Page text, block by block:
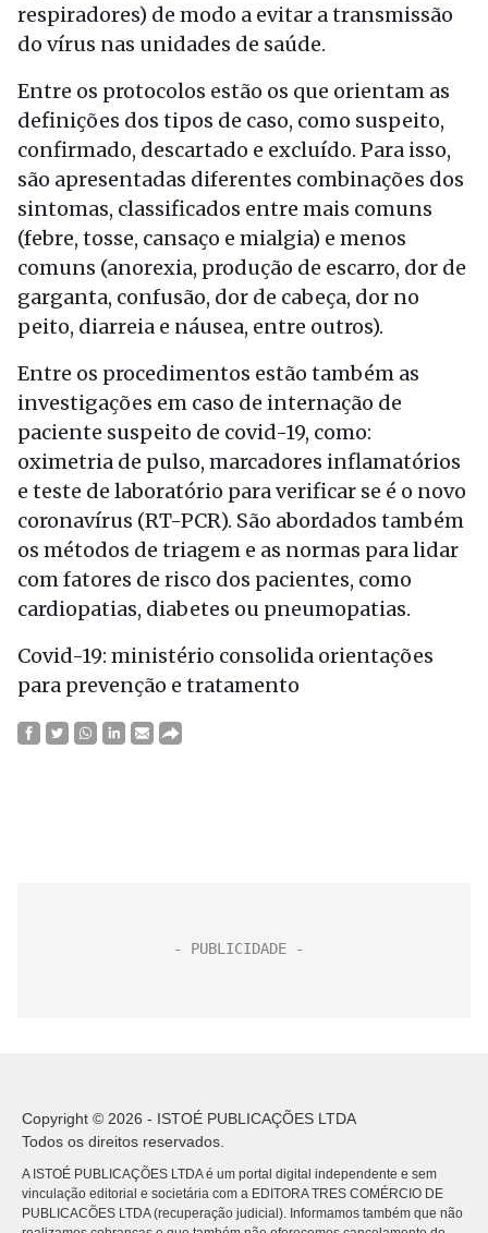
respiradores) de modo a evitar a transmissão
do vírus nas unidades de saúde.
Entre os protocolos estão os que orientam as
definições dos tipos de caso, como suspeito,
confirmado, descartado e excluído. Para isso,
são apresentadas diferentes combinações dos
sintomas, classificados entre mais comuns
(febre, tosse, cansaço e mialgia) e menos
comuns (anorexia, produção de escarro, dor de
garganta, confusão, dor de cabeça, dor no
peito, diarreia e náusea, entre outros).
Entre os procedimentos estão também as
investigações em caso de internação de
paciente suspeito de covid-19, como:
oximetria de pulso, marcadores inflamatórios
e teste de laboratório para verificar se é o novo
coronavírus (RT-PCR). São abordados também
os métodos de triagem e as normas para lidar
com fatores de risco dos pacientes, como
cardiopatias, diabetes ou pneumopatias.
Covid-19: ministério consolida orientações
para prevenção e tratamento
Copyright © 2026 - ISTOÉ PUBLICAÇÕES LTDA
Todos os direitos reservados.
A ISTOÉ PUBLICAÇÕES LTDA é um portal digital independente e sem
vinculação editorial e societária com a EDITORA TRES COMÉRCIO DE
PUBLICACÕES LTDA (recuperação judicial). Informamos também que não